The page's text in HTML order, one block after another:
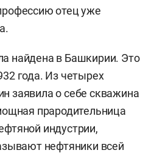
отец уже
найдена в Башкирии. Это
года. Из четырех
заявила о себе скважина
прародительница
индустрии,
нефтяники всей